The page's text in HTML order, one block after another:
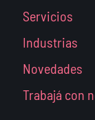
Servicios
Industrias
Novedades
Trabajá con